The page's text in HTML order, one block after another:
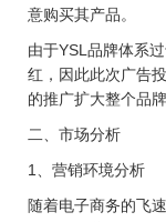
意购买其产品。
由于YSL 品牌体系
红，因此此次广告
的推广扩大整个品
二、市场分析
1
、营销环境分析
随着电子商务的飞